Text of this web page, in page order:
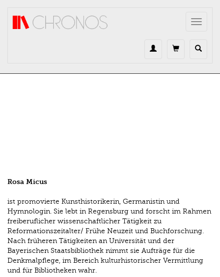
Toggle
Rosa Micus
ist promovierte Kunsthistorikerin, Germanistin und
Hymnologin. Sie lebt in Regensburg und forscht im Rahmen
freiberuflicher wissenschaftlicher Tätigkeit zu
Reformationszeitalter/ Frühe Neuzeit und Buchforschung.
Nach früheren Tätigkeiten an Universität und der
Bayerischen Staatsbibliothek nimmt sie Aufträge für die
Denkmalpflege, im Bereich kulturhistorischer Vermittlung
und für Bibliotheken wahr.